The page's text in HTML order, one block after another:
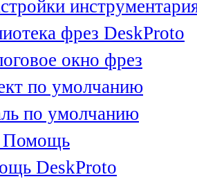
фрез DeskProto
окно фрез
по умолчанию
по умолчанию
DeskProto